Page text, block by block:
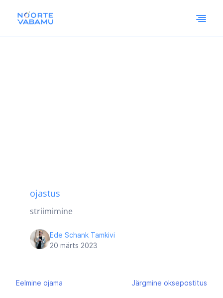
ojastus
striimimine
Ede Schank Tamkivi
20 märts 2023
Navigeerimine
Eelmine ojama Järgmine oksepostitus